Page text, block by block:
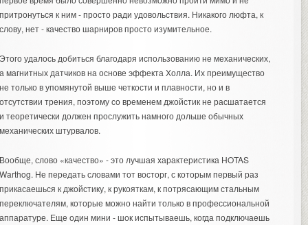
к ним - просто ради удовольствия. Никакого люфта, к
нет - качество шарниров просто изумительное.
удалось добиться благодаря использованию не механических,
магнитных датчиков на основе эффекта Холла. Их преимущество
только в упомянутой выше четкости и плавности, но и в
трения, поэтому со временем джойстик не расшатается
теоретически должен прослужить намного дольше обычных
штурвалов.
слово «качество» - это лучшая характеристика HOTAS
Не передать словами тот восторг, с которым первый раз
к джойстику, к рукояткам, к потрясающим стальным
которые можно найти только в профессиональной
Еще один мини - шок испытываешь, когда подключаешь